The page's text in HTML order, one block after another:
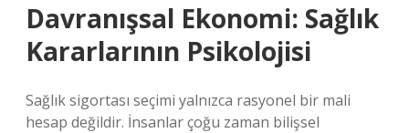
Davranışsal Ekonomi: Sağlık
Kararlarının Psikolojisi
Sağlık sigortası seçimi yalnızca rasyonel bir mali
hesap değildir. İnsanlar çoğu zaman bilişsel